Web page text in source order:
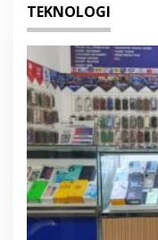
TEKNOLOGI